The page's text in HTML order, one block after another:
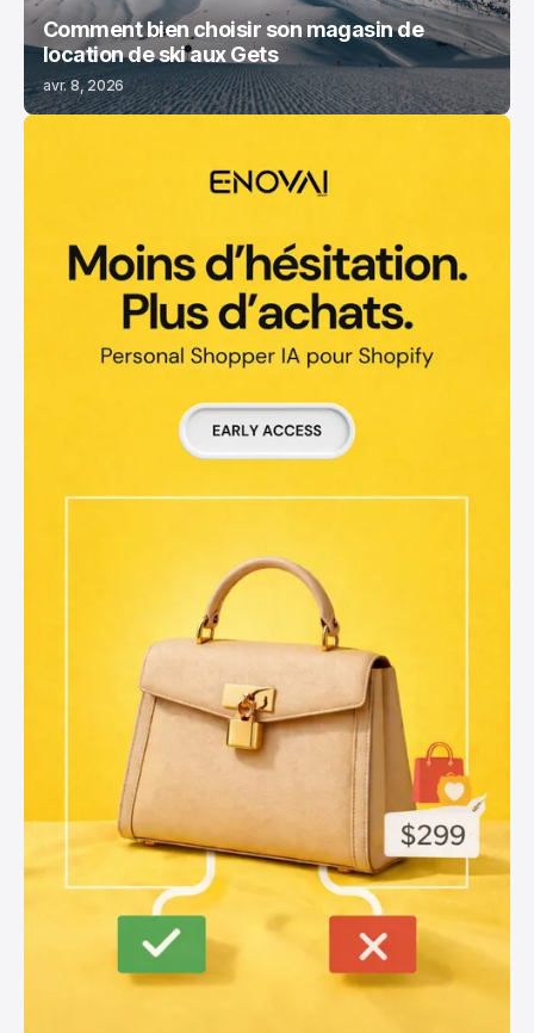
Comment bien choisir son magasin de
location de ski aux Gets
avr. 8, 2026